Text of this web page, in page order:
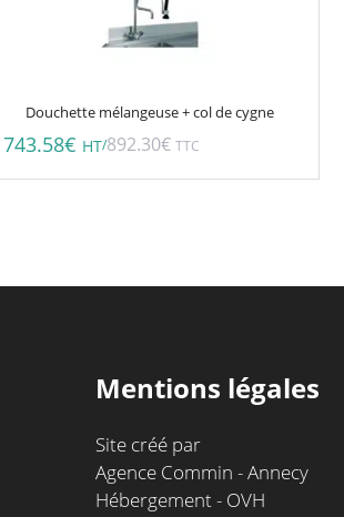
Douchette mélangeuse + col de cygne
743.58€ HT/892.30€ TTC
Mentions légales
Site créé par
Agence Commin - Annecy
Hébergement - OVH